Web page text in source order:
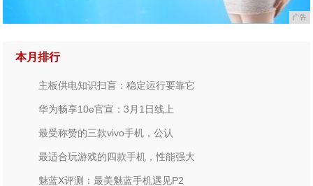
广告
本月排行
主板供电知识扫盲：稳定运行要靠它
华为畅享10e官宣：3月1日线上
最受称赞的三款vivo手机，公认
最适合玩游戏的四款手机，性能强大
魅蓝X评测：最美魅蓝手机遇见P2